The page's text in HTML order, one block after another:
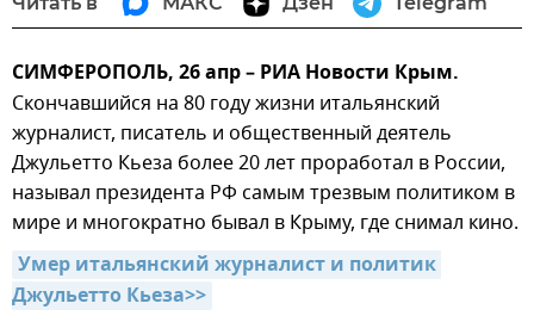
СИМФЕРОПОЛЬ, 26 апр – РИА Новости Крым.
Скончавшийся на 80 году жизни итальянский
журналист, писатель и общественный деятель
Джульетто Кьеза более 20 лет проработал в России,
называл президента РФ самым трезвым политиком в
мире и многократно бывал в Крыму, где снимал кино.
Умер итальянский журналист и политик
Джульетто Кьеза>>